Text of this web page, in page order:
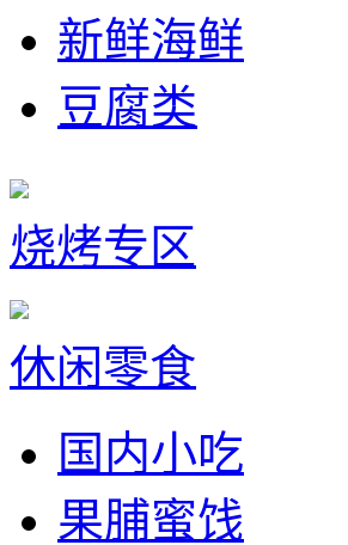
新鲜海鲜
豆腐类
烧烤专区
休闲零食
国内小吃
果脯蜜饯